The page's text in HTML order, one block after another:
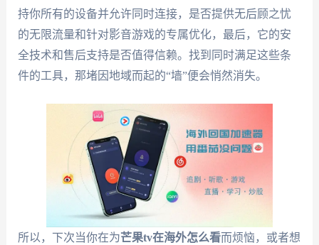
持你所有的设备并允许同时连接，是否提供无后顾之忧
的无限流量和针对影音游戏的专属优化，最后，它的安
全技术和售后支持是否值得信赖。找到同时满足这些条
件的工具，那堵因地域而起的“墙”便会悄然消失。
所以，下次当你在为芒果tv在海外怎么看而烦恼，或者想